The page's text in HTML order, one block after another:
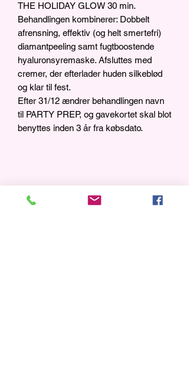
THE HOLIDAY GLOW 30 min.
Behandlingen kombinerer: Dobbelt
afrensning, effektiv (og helt smertefri)
diamantpeeling samt fugtboostende
hyaluronsyremaske. Afsluttes med
cremer, der efterlader huden silkeblød
og klar til fest.
Efter 31/12 ændrer behandlingen navn
til PARTY PREP, og gavekortet skal blot
benyttes inden 3 år fra købsdato.